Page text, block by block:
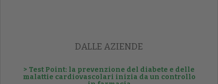
DALLE AZIENDE
> Test Point: la prevenzione del diabete e delle
malattie cardiovascolari inizia da un controllo